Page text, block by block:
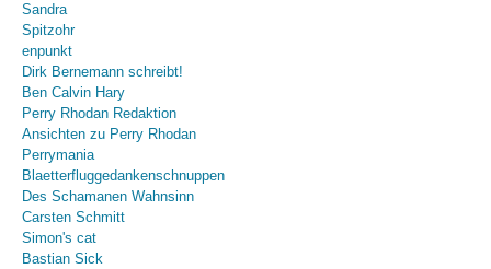
Sandra
Spitzohr
enpunkt
Dirk Bernemann schreibt!
Ben Calvin Hary
Perry Rhodan Redaktion
Ansichten zu Perry Rhodan
Perrymania
Blaetterfluggedankenschnuppen
Des Schamanen Wahnsinn
Carsten Schmitt
Simon's cat
Bastian Sick